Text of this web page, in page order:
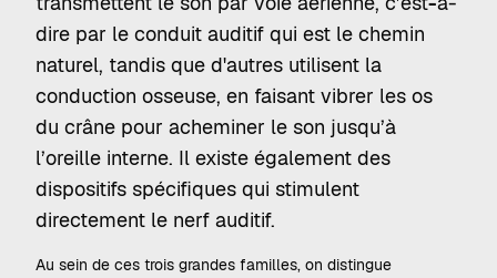
dire par le conduit auditif qui est le chemin
naturel, tandis que d'autres utilisent la
conduction osseuse, en faisant vibrer les os
du crâne pour acheminer le son jusqu’à
l’oreille interne. Il existe également des
dispositifs spécifiques qui stimulent
directement le nerf auditif.
Au sein de ces trois grandes familles, on distingue